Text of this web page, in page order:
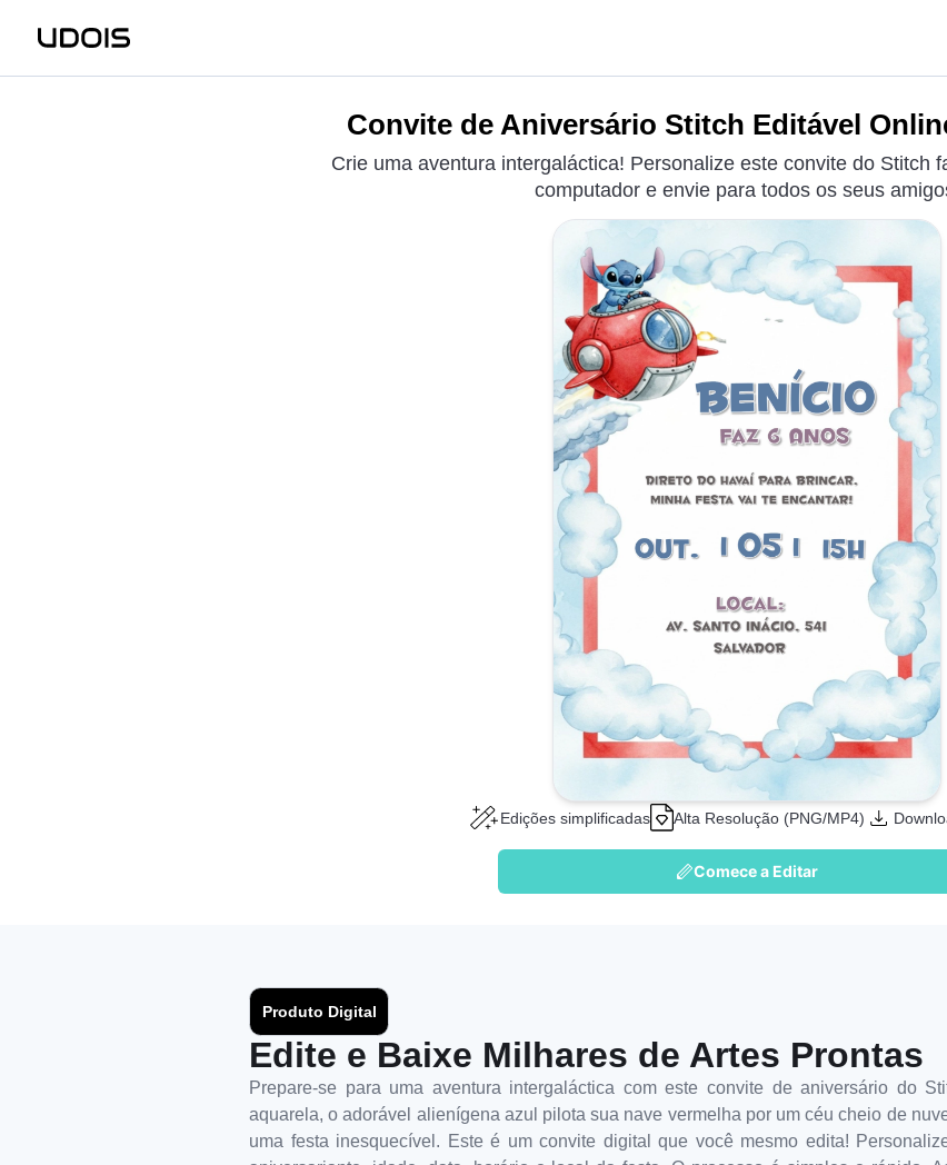
Convite de Aniversário Stitch Editável
Crie uma aventura intergaláctica! Personalize este convite do Stitch
computador e envie para todos os seus
Edições simplificadas Alta Resolução (PNG/MP4)
Comece a Editar
Produto Digital
Edite e Baixe Milhares de Artes Prontas
Prepare-se para uma aventura intergaláctica com este convite de aniversário do
aquarela, o adorável alienígena azul pilota sua nave vermelha por um céu cheio de
uma festa inesquecível. Este é um convite digital que você mesmo edita!